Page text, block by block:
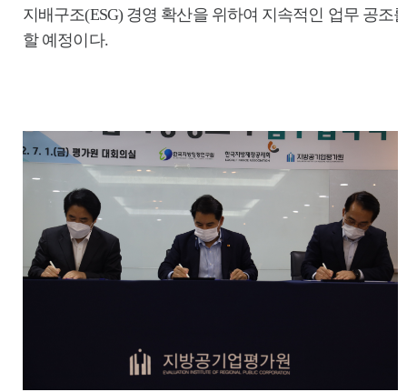
지배구조(ESG) 경영 확산을 위하여 지속적인 업무 공조
할 예정이다.